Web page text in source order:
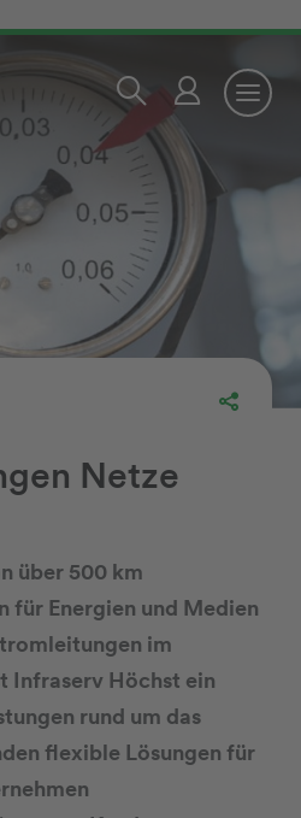
Netze
über 500 km
für Energien und Medien
im
Infraserv Höchst ein
rund um das
flexible Lösungen für